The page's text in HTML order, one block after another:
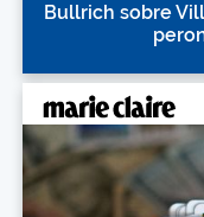
Bullrich sobre